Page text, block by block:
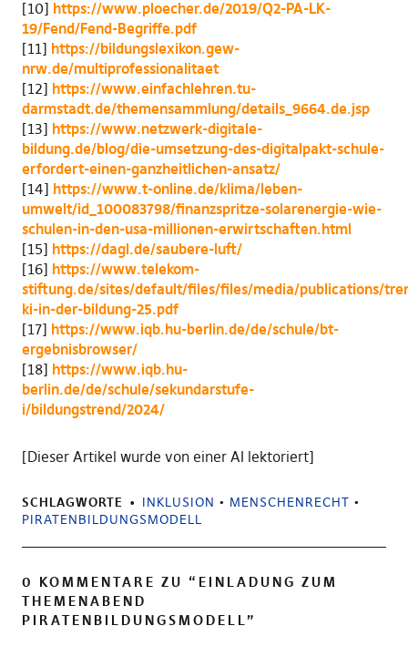
[10] https://www.ploecher.de/2019/Q2-PA-LK-
19/Fend/Fend-Begriffe.pdf
[11] https://bildungslexikon.gew-
nrw.de/multiprofessionalitaet
[12] https://www.einfachlehren.tu-
darmstadt.de/themensammlung/details_9664.de.jsp
[13] https://www.netzwerk-digitale-
bildung.de/blog/die-umsetzung-des-digitalpakt-schule-
erfordert-einen-ganzheitlichen-ansatz/
[14] https://www.t-online.de/klima/leben-
umwelt/id_100083798/finanzspritze-solarenergie-wie-
schulen-in-den-usa-millionen-erwirtschaften.html
[15] https://dagl.de/saubere-luft/
[16] https://www.telekom-
stiftung.de/sites/default/files/files/media/publications/
ki-in-der-bildung-25.pdf
[17] https://www.iqb.hu-berlin.de/de/schule/bt-
ergebnisbrowser/
[18] https://www.iqb.hu-
berlin.de/de/schule/sekundarstufe-
i/bildungstrend/2024/
[Dieser Artikel wurde von einer AI lektoriert]
SCHLAGWORTE INKLUSION • MENSCHENRECHT •
PIRATENBILDUNGSMODELL
0 KOMMENTARE ZU “ EINLADUNG ZUM
THEMENABEND
PIRATENBILDUNGSMODELL”